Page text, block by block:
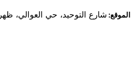
الموقع: شارع التوحيد، حي العوالي،